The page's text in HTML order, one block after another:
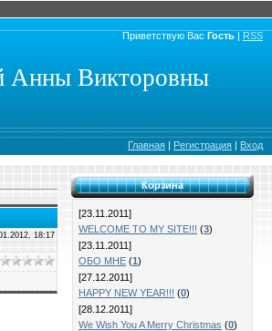
Приветствую Вас Гость | RSS
Анны Викторовны
Главная | Регистрация | Вход
18:17
Корзина
[23.11.2011]
WELCOME TO MY SITE!!! (3)
[23.11.2011]
ОБО МНЕ (1)
[27.12.2011]
HAPPY NEW YEAR!!! (0)
[28.12.2011]
We Wish You A Merry Christmas (0)